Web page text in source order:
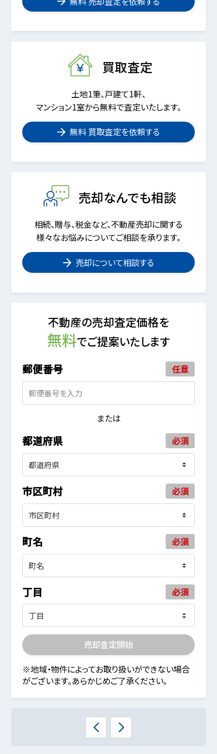
買取査定
土地1筆、戸建て1軒、
マンション1室から無料で査定いたします。
無料 買取査定を依頼する
売却なんでも相談
相続、贈与、税金など、不動産売却に関する
様々なお悩みについてご相談を承ります。
売却について相談する
不動産の売却査定価格を
無料でご提案いたします
郵便番号 任意
または
都道府県 必須
市区町村 必須
町名 必須
丁目 必須
売却査定開始
※地域・物件によってお取り扱いができない場合
がございます。あらかじめご了承ください。